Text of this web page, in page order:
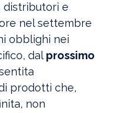
distributori e
nel settembre
obblighi nei
dalprossimo
prodotti che,
non